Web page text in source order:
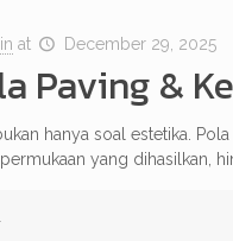
at December 29, 2025
Paving &
hanya soal estetika.
yang dihasilkan,